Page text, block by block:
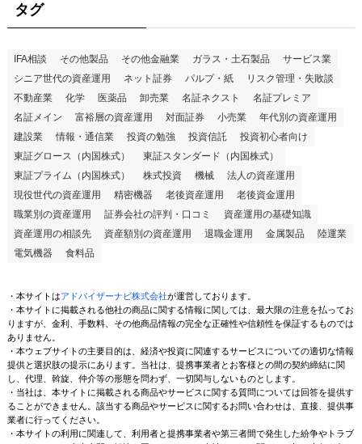
タグ
IFA相談 その他製品 その他金融業 ガラス・土石製品
サービス業
シニア世代の資産運用
ネット証券 パルプ・紙
リスク管理・失敗談
不動産業
化学 医薬品 卸売業 名証ネクスト
名証プレミア
名証メイン
富裕層の資産運用 対面証券 小売業
年代別の資産運用
建設業
情報・通信業 投資の勉強 投資信託
投資初心者向け
東証グロース（内国株式）
東証スタンダード（内国株式）
東証プライム（内国株式）
株式投資 機械
法人の資産運用
現役世代の資産運用
精密機器 老後資産運用
老後資金運用
職業別の資産運用
証券会社の評判・口コミ
資産運用の基礎知識
資産運用の相談先
資産額別の資産運用 退職金運用 金属製品
陸運業
電気機器
食料品
・本サイトはアドバイザーナビ株式会社が運営しております。
・本サイトに掲載される他社の商品に関する情報に関しては、最大限の注意を払ってお
りますが、金利、手数料、その他商品情報の完全な正確性や信頼性を保証するものでは
ありません。
・本ウェブサイトの主要目的は、経済や投資に関連するサービスについての適切な情報
提供と選択肢の提示にあります。当社は、提携事業者とお客様との間の契約締結に関
し、代理、斡旋、仲介等の形態を問わず、一切関与しないものとします。
・当社は、本サイトに掲載される商品やサービスに関する質問については回答を提供す
ることができません。該当する商品やサービスに関するお問い合わせは、直接、提供事
業者に行ってください。
・本サイトの利用に関連して、利用者と提携事業者や第三者間で発生した紛争やトラブ